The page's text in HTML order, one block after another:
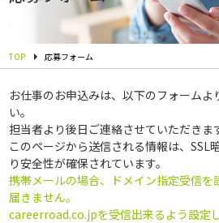
TOP 応募フォーム
お仕事のお申込みは、以下のフォームよ
い。
担当者より後日ご連絡させていただきま
このページから送信される情報は、SSL
り安全性が確保されています。
携帯メールの場合、ドメイン指定受信を
届きません。
careerroad.co.jpを受信出来るよう設定